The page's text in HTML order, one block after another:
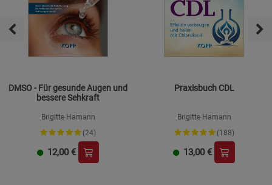
DMSO - Für gesunde Augen und
bessere Sehkraft
Brigitte Hamann
(24)
12,00 €
Praxisbuch CDL
Brigitte Hamann
(188)
13,00 €